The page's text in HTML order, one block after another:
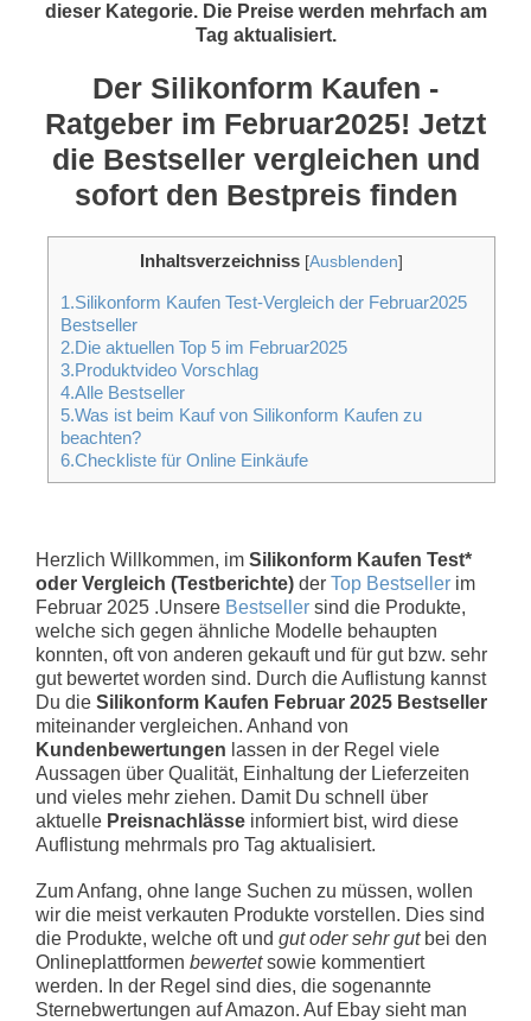
dieser Kategorie. Die Preise werden mehrfach am
Tag aktualisiert.
Der Silikonform Kaufen -
Ratgeber im Februar2025! Jetzt
die Bestseller vergleichen und
sofort den Bestpreis finden
Inhaltsverzeichniss [Ausblenden]
1.Silikonform Kaufen Test-Vergleich der Februar2025
Bestseller
2.Die aktuellen Top 5 im Februar2025
3.Produktvideo Vorschlag
4.Alle Bestseller
5.Was ist beim Kauf von Silikonform Kaufen zu
beachten?
6.Checkliste für Online Einkäufe
Herzlich Willkommen, im Silikonform Kaufen Test*
oder Vergleich (Testberichte) der Top Bestseller im
Februar 2025 .Unsere Bestseller sind die Produkte,
welche sich gegen ähnliche Modelle behaupten
konnten, oft von anderen gekauft und für gut bzw. sehr
gut bewertet worden sind. Durch die Auflistung kannst
Du die Silikonform Kaufen Februar 2025 Bestseller
miteinander vergleichen. Anhand von
Kundenbewertungen lassen in der Regel viele
Aussagen über Qualität, Einhaltung der Lieferzeiten
und vieles mehr ziehen. Damit Du schnell über
aktuelle Preisnachlässe informiert bist, wird diese
Auflistung mehrmals pro Tag aktualisiert.
Zum Anfang, ohne lange Suchen zu müssen, wollen
wir die meist verkauten Produkte vorstellen. Dies sind
die Produkte, welche oft und gut oder sehr gutbei den
Onlineplattformen bewertetsowie kommentiert
werden. In der Regel sind dies, die sogenannte
Sternebwertungen auf Amazon. Auf Ebay sieht man